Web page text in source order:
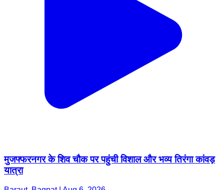
मुजफ्फरनगर के शिव चौक पर पहुंची विशाल और भव्य तिरंगा कांवड़
यात्रा